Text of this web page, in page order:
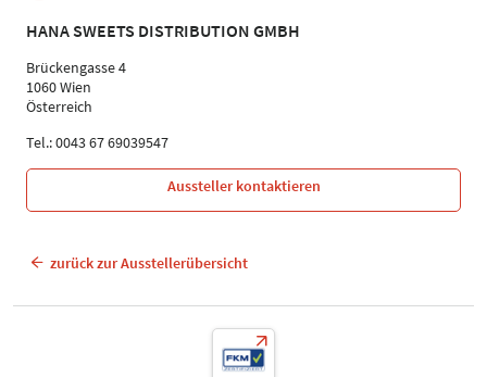
HANA SWEETS DISTRIBUTION GMBH
Brückengasse 4
1060 Wien
Österreich
Tel.: 0043 67 69039547
Aussteller kontaktieren
zurück zur Ausstellerübersicht